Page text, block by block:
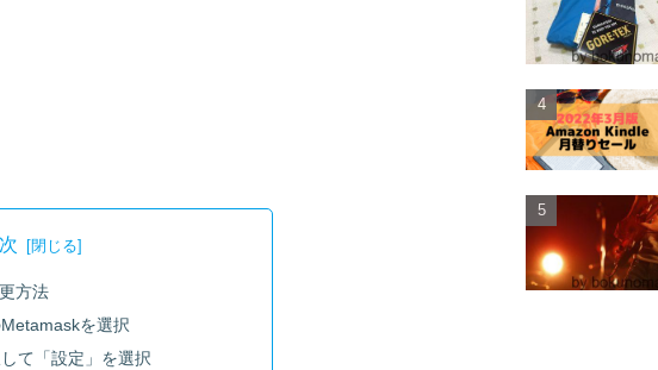
方法
を選択
て「設定」を選択